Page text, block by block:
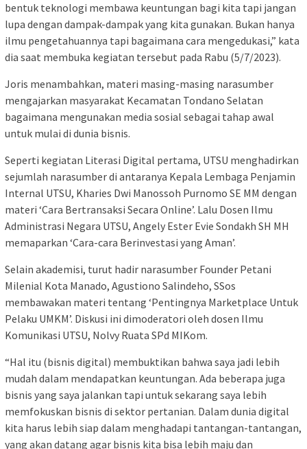
bentuk teknologi membawa keuntungan bagi kita tapi jangan
lupa dengan dampak-dampak yang kita gunakan. Bukan hanya
ilmu pengetahuannya tapi bagaimana cara mengedukasi,” kata
dia saat membuka kegiatan tersebut pada Rabu (5/7/2023).
Joris menambahkan, materi masing-masing narasumber
mengajarkan masyarakat Kecamatan Tondano Selatan
bagaimana mengunakan media sosial sebagai tahap awal
untuk mulai di dunia bisnis.
Seperti kegiatan Literasi Digital pertama, UTSU menghadirkan
sejumlah narasumber di antaranya Kepala Lembaga Penjamin
Internal UTSU, Kharies Dwi Manossoh Purnomo SE MM dengan
materi ‘Cara Bertransaksi Secara Online’. Lalu Dosen Ilmu
Administrasi Negara UTSU, Angely Ester Evie Sondakh SH MH
memaparkan ‘Cara-cara Berinvestasi yang Aman’.
Selain akademisi, turut hadir narasumber Founder Petani
Milenial Kota Manado, Agustiono Salindeho, SSos
membawakan materi tentang ‘Pentingnya Marketplace Untuk
Pelaku UMKM’. Diskusi ini dimoderatori oleh dosen Ilmu
Komunikasi UTSU, Nolvy Ruata SPd MIKom.
“Hal itu (bisnis digital) membuktikan bahwa saya jadi lebih
mudah dalam mendapatkan keuntungan. Ada beberapa juga
bisnis yang saya jalankan tapi untuk sekarang saya lebih
memfokuskan bisnis di sektor pertanian. Dalam dunia digital
kita harus lebih siap dalam menghadapi tantangan-tantangan,
yang akan datang agar bisnis kita bisa lebih maju dan